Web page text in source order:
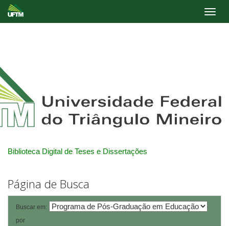
Biblioteca Digital de Teses e Dissertações
Página de Busca
Buscar em:
por